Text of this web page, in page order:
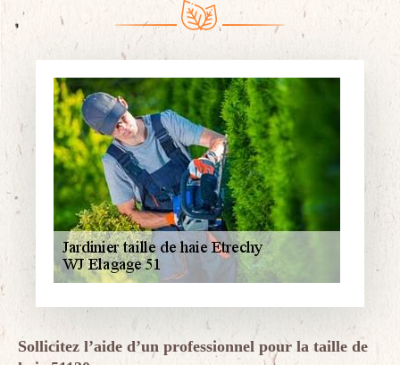
Sollicitez l’aide d’un professionnel pour la taille de